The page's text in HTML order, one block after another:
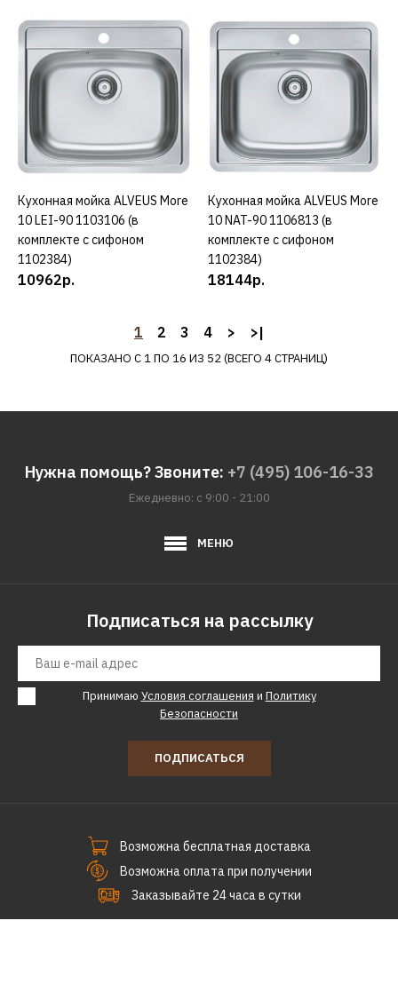
41940р.
ДОБАВИТЬ К СРАВНЕНИЮ
ДОБАВИТЬ В ПОЖЕЛАНИЯ
ALVEUS
Кухонная мойка ALVEUS
GRANITAL ATROX 40
ARCTIC - G11 1140443
63900р.
CARBON - G91 1140447
73710р.
ДОБАВИТЬ К СРАВНЕНИЮ
ДОБАВИТЬ В ПОЖЕЛАНИЯ
ALVEUS
Кухонная мойка ALVEUS
63900р.
КУПИТЬ
КУПИТЬ
Кухонная мойка ALVEUS More
10 LEI-90 1103106 (в
комплекте с сифоном
1102384)
10962р.
КУПИТЬ
Кухонная мойка ALVEUS More
10 NAT-90 1106813 (в
комплекте с сифоном
1102384)
18144р.
1 2 3 4 > >|
ПОКАЗАНО С 1 ПО 16 ИЗ 52 (ВСЕГО 4 СТРАНИЦ)
Нужна помощь? Звоните: +7 (495) 106-16-33
Ежедневно: с 9:00 - 21:00
МЕНЮ
Подписаться на рассылку
Принимаю Условия соглашения и Политику
Безопасности
ПОДПИСАТЬСЯ
Возможна бесплатная доставка
Возможна оплата при получении
Заказывайте 24 часа в сутки